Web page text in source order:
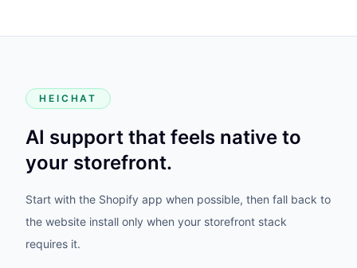
HEICHAT
AI support that feels native to
your storefront.
Start with the Shopify app when possible, then fall back to
the website install only when your storefront stack
requires it.